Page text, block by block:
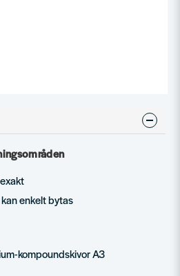
enkelt bytas
kompoundskivor A3